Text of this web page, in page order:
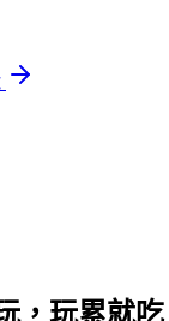
，玩累就